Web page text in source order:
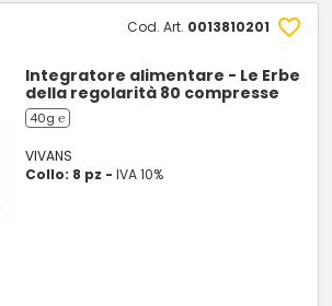
Cod. Art. 0013810201
Integratore alimentare - Le Erbe
della regolarità 80 compresse
40g ℮
VIVANS
Collo: 8 pz -IVA 10%